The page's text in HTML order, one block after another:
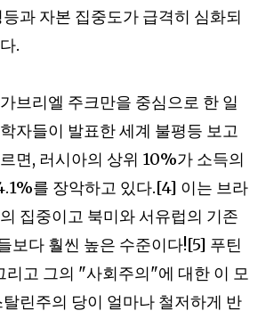
과 자본 집중도가 급격히 심화되
.
브리엘 주크만을 중심으로 한 일
자들이 발표한 세계 불평등 보고
면, 러시아의 상위 10%가 소득의
를 장악하고 있다.[4] 이는 브라
집중이고 북미와 서유럽의 기존
보다 훨씬 높은 수준이다![5] 푸틴
리고 그의 "사회주의"에 대한 이 모
린주의 당이 얼마나 철저하게 반